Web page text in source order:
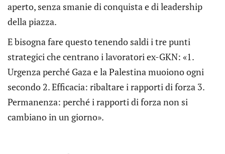
aperto, senza smanie di conquista e di leadership
della piazza.
E bisogna fare questo tenendo saldi i tre punti
strategici che centrano i lavoratori ex-GKN: «1.
Urgenza perché Gaza e la Palestina muoiono ogni
secondo 2. Efficacia: ribaltare i rapporti di forza 3.
Permanenza: perché i rapporti di forza non si
cambiano in un giorno».